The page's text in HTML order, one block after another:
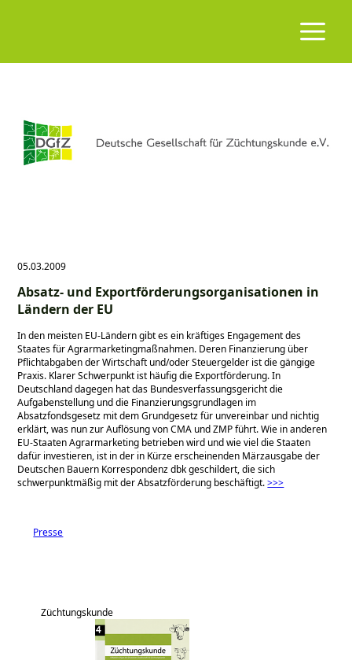
05.03.2009
Absatz- und Exportförderungsorganisationen in
Ländern der EU
In den meisten EU-Ländern gibt es ein kräftiges Engagement des
Staates für Agrar­marketingmaßnahmen. Deren Finanzierung über
Pflichtabgaben der Wirtschaft und/oder Steuergelder ist die gängige
Praxis. Klarer Schwerpunkt ist häufig die Exportförderung. In
Deutschland dagegen hat das Bundesverfassungsgericht die
Aufgabenstellung und die Finanzierungsgrundlagen im
Absatzfondsgesetz mit dem Grundgesetz für unvereinbar und nichtig
erklärt, was nun zur Auflösung von CMA und ZMP führt. Wie in anderen
EU-Staaten Agrarmarketing betrieben wird und wie viel die Staaten
dafür investieren, ist in der in Kürze erscheinenden Märzausgabe der
Deutschen Bauern Korrespondenz dbk geschildert, die sich
schwerpunktmäßig mit der Absatzförderung beschäftigt.>>>
Presse
Züchtungskunde